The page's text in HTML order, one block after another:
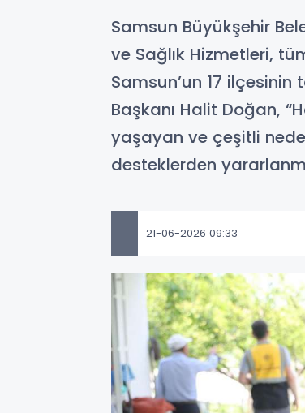
Samsun Büyükşehir
ve Sağlık Hizmetleri,
Samsun’un 17 ilçesinin
Başkanı Halit Doğan,
yaşayan ve çeşitli
desteklerden
21-06-2026 09:33